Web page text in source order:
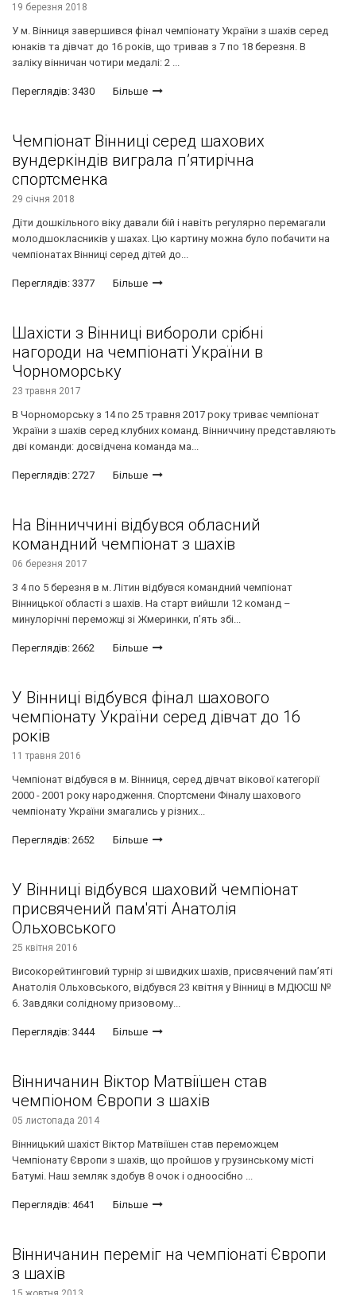
19 березня 2018
У м. Вінниця завершився фінал чемпіонату України з шахів серед
юнаків та дівчат до 16 років, що тривав з 7 по 18 березня. В
заліку вінничан чотири медалі: 2 ...
Переглядів: 3430 Більше
Чемпіонат Вінниці серед шахових
вундеркіндів виграла п’ятирічна
спортсменка
29 січня 2018
Діти дошкільного віку давали бій і навіть регулярно перемагали
молодшокласників у шахах. Цю картину можна було побачити на
чемпіонатах Вінниці серед дітей до...
Переглядів: 3377 Більше
Шахісти з Вінниці вибороли срібні
нагороди на чемпіонаті України в
Чорноморську
23 травня 2017
В Чорноморську з 14 по 25 травня 2017 року триває чемпіонат
України з шахів серед клубних команд. Вінниччину представляють
дві команди: досвідчена команда ма...
Переглядів: 2727 Більше
На Вінниччині відбувся обласний
командний чемпіонат з шахів
06 березня 2017
З 4 по 5 березня в м. Літин відбувся командний чемпіонат
Вінницької області з шахів. На старт вийшли 12 команд –
минулорічні переможці зі Жмеринки, п’ять збі...
Переглядів: 2662 Більше
У Вінниці відбувся фінал шахового
чемпіонату України серед дівчат до 16
років
11 травня 2016
Чемпіонат відбувся в м. Вінниця, серед дівчат вікової категорії
2000 - 2001 року народження. Спортсмени Фіналу шахового
чемпіонату України змагались у різних...
Переглядів: 2652 Більше
У Вінниці відбувся шаховий чемпіонат
присвячений пам'яті Анатолія
Ольховського
25 квітня 2016
Високорейтинговий турнір зі швидких шахів, присвячений пам’яті
Анатолія Ольховського, відбувся 23 квітня у Вінниці в МДЮСШ №
6. Завдяки солідному призовому...
Переглядів: 3444 Більше
Вінничанин Віктор Матвіїшен став
чемпіоном Європи з шахів
05 листопада 2014
Вінницький шахіст Віктор Матвіїшен став переможцем
Чемпіонату Європи з шахів, що пройшов у грузинському місті
Батумі. Наш земляк здобув 8 очок і одноосібно ...
Переглядів: 4641 Більше
Вінничанин переміг на чемпіонаті Європи
з шахів